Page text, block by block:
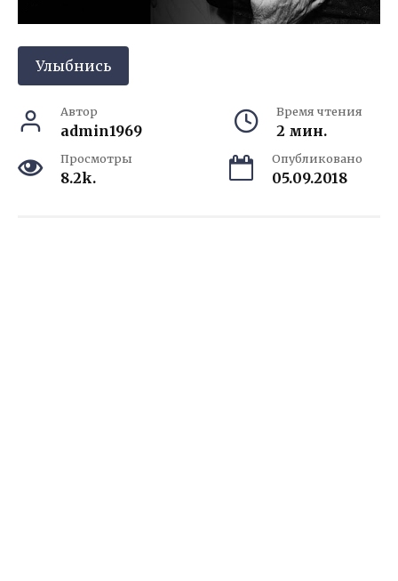
Улыбнись
Автор
admin1969
Время чтения
2 мин.
Просмотры
8.2k.
Опубликовано
05.09.2018